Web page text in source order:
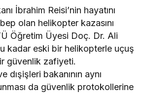
İbrahim Reisi’nin hayatını
olan helikopter kazasını
Öğretim Üyesi Doç. Dr. Ali
kadar eski bir helikopterle uçuş
güvenlik zafiyeti.
dışişleri bakanının aynı
da güvenlik protokollerine